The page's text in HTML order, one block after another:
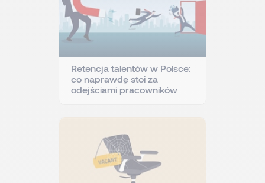
Retencja talentów w Polsce:
co naprawdę stoi za
odejściami pracowników